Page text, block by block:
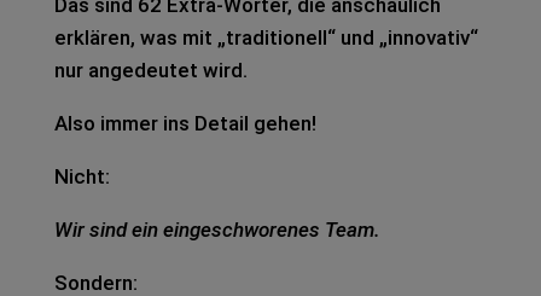
erklä­ren, was mit „tra­di­tio­nell“ und „inno­va­tiv“
nur ange­deu­tet wird.
Also immer ins Detail gehen!
Nicht:
Wir sind ein ein­ge­schwo­re­nes Team.
Son­dern: